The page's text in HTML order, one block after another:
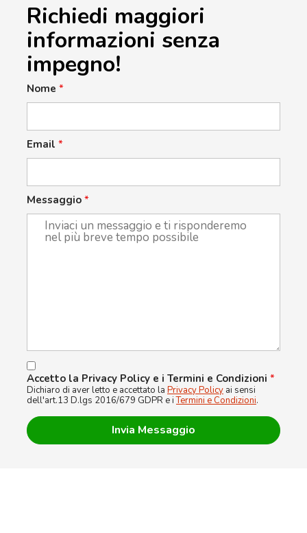
Richiedi maggiori
informazioni senza
impegno!
Nome *
Email *
Messaggio *
Accetto la Privacy Policy e i Termini e Condizioni *
Dichiaro di aver letto e accettato la Privacy Policy ai sensi
dell'art.13 D.lgs 2016/679 GDPR e iTermini e Condizioni.